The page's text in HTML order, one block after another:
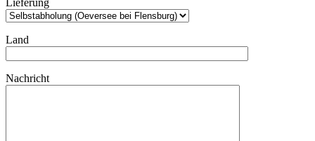
Lieferung
Land
Nachricht